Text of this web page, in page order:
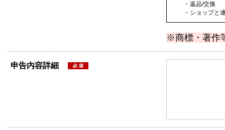
・返品/交換
・ショップと連
※商標・著作
申告内容詳細